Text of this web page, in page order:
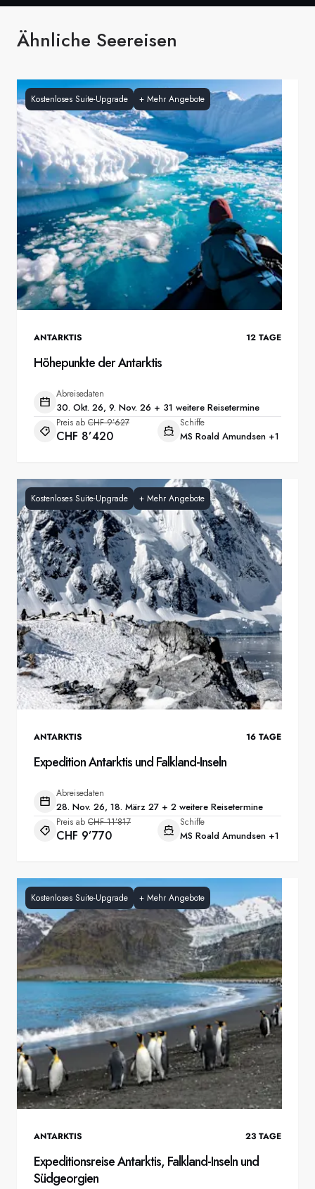
Ähnliche Seereisen
Kostenloses Suite-Upgrade + Mehr Angebote
ANTARKTIS 12 TAGE
Höhepunkte der Antarktis
Abreisedaten
30. Okt. 26, 9. Nov. 26 + 31 weitere Reisetermine
Preis ab CHF 9’627
CHF 8’420
Schiffe
MS Roald Amundsen +1
Kostenloses Suite-Upgrade + Mehr Angebote
ANTARKTIS 16 TAGE
Expedition Antarktis und Falkland-Inseln
Abreisedaten
28. Nov. 26, 18. März 27 + 2 weitere Reisetermine
Preis ab CHF 11’817
CHF 9’770
Schiffe
MS Roald Amundsen +1
Kostenloses Suite-Upgrade + Mehr Angebote
ANTARKTIS 23 TAGE
Expeditionsreise Antarktis, Falkland-Inseln und
Südgeorgien